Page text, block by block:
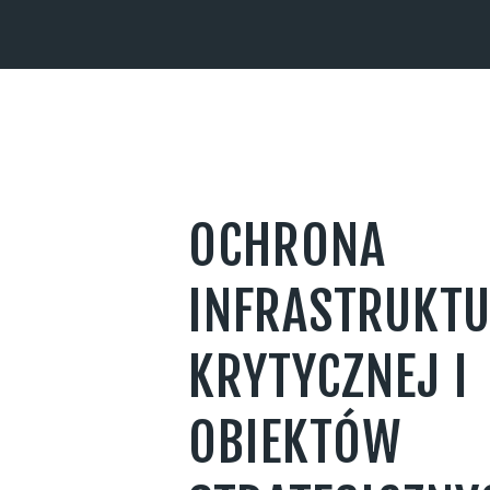
OCHRONA
KRYTYCZNEJ I
OBIEKTÓW